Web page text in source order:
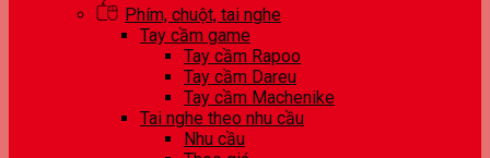
Phím, chuột, tai nghe
Tay cầm game
Tay cầm Rapoo
Tay cầm Dareu
Tay cầm Machenike
Tai nghe theo nhu cầu
Nhu cầu